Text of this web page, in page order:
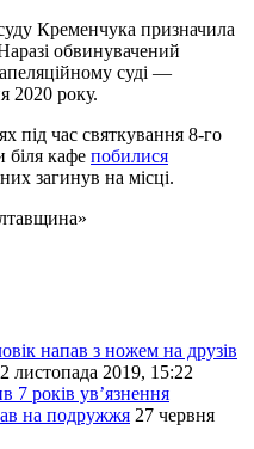
Кременчука призначила
обвинувачений
суді —
2020 року.
під час святкування 8-го
біля кафе побилися
загинув на місці.
напав з ножем на друзів
листопада 2019, 15:22
7 років ув’язнення
на подружжя 27 червня